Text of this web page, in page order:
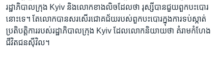
​រដ្ឋាភិបាល​ក្រុង​ Kyiv ​និង​លោក​ខាងលិច​ដែល​ថា​ រុស្សី​បាន​ជួយ​ពួក​បះបោរ​
នោះ​ទេ។​ តែលោក​បាន​សរសើរ​ជោគជ័យ​របស់​ពួក​បះបោរ​ក្នុង​ការ​ទប់ស្កាត់​
ប្រតិបត្តិការ​របស់​រដ្ឋាភិបាលក្រុង ​Kyiv ​ដែល​លោក​និយាយ​ថា ​គំរាម​កំហែង​
ជីវិត​ជន​ស៊ីវិល។